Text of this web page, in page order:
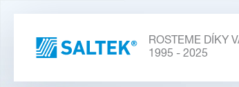
ROSTEME DÍKY
1995 - 2025